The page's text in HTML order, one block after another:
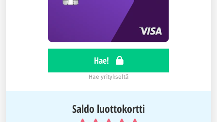
Hae!
Hae yritykseltä
Saldo luottokortti